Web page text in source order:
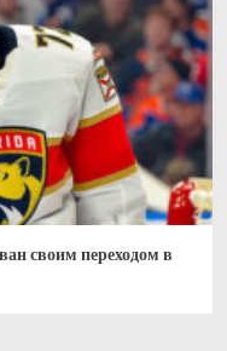
своим переходом в